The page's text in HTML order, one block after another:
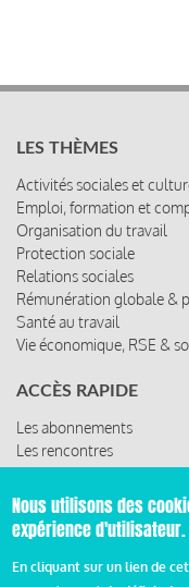
LES THÈMES
Activités sociales et
Emploi, formation et
Organisation du travail
Protection sociale
Relations sociales
Rémunération globale &
Santé au travail
Vie économique, RSE &
ACCÈS RAPIDE
Les abonnements
Les rencontres
Les ressources
© 2019
Nous utilisons des
expérience d'utilisateur.
En cliquant sur un lien de